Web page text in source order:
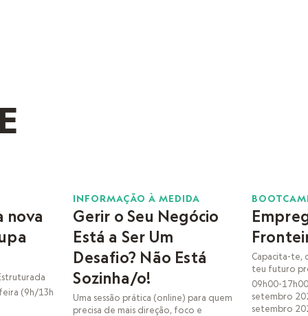
nova
(9h/13h
19
SET
INFORMAÇÃO À MEDIDA
Gerir o Seu Negócio
Está a Ser Um
Desafio? Não Está
Sozinha/o!
Uma sessão prática (online) para quem
precisa de mais direção, foco e
23
SET
Capacita-te,
teu futuro
09h00-
setembro
setembro